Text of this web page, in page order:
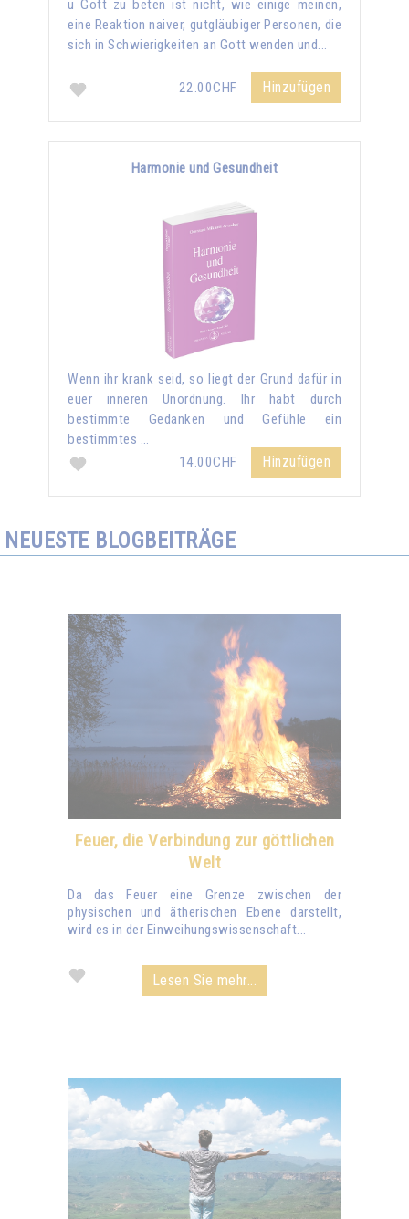
u Gott zu beten ist nicht, wie einige meinen,
eine Reaktion naiver, gutgläubiger Personen, die
sich in Schwierigkeiten an Gott wenden und...
22.00CHF Hinzufügen
Harmonie und Gesundheit
Wenn ihr krank seid, so liegt der Grund dafür in
euer inneren Unordnung. Ihr habt durch
bestimmte Gedanken und Gefühle ein
bestimmtes …
14.00CHF
Hinzufügen
NEUESTE BLOGBEITRÄGE
Feuer, die Verbindung zur göttlichen
Welt
Da das Feuer eine Grenze zwischen der
physischen und ätherischen Ebene darstellt,
wird es in der Einweihungswissenschaft...
Lesen Sie mehr...